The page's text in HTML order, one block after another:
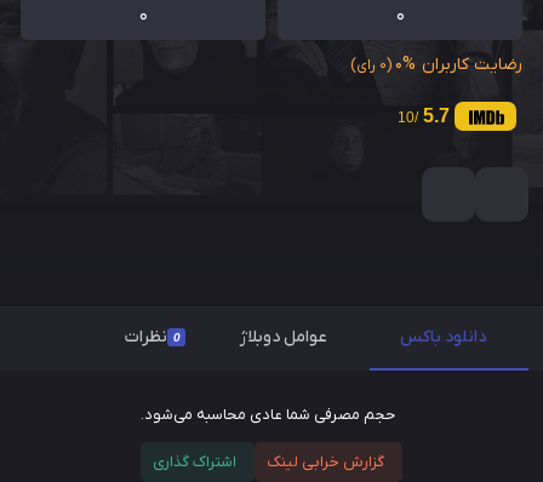
0
0
رضایت کاربران 0% (0 رای)
5.7
/10
دانلود باکس عوامل دوبلاژ 0 نظرات
حجم مصرفی شما عادی محاسبه می‌شود.
گزارش خرابی لینک اشتراک گذاری